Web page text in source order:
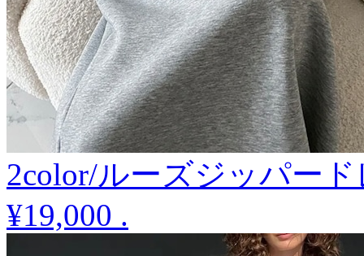
2color/ルーズジッパー
¥19,000 .